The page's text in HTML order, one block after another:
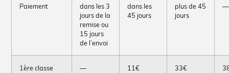
Paiement
dans les 3
jours de la
remise ou
15 jours
de l’envoi
dans les
45 jours
plus de 45
jours
—
1ère classe — 11€ 33€